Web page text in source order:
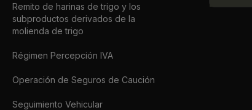
Remito de harinas de trigo y los
subproductos derivados de la
molienda de trigo
Régimen Percepción IVA
Operación de Seguros de Caución
Seguimiento Vehicular